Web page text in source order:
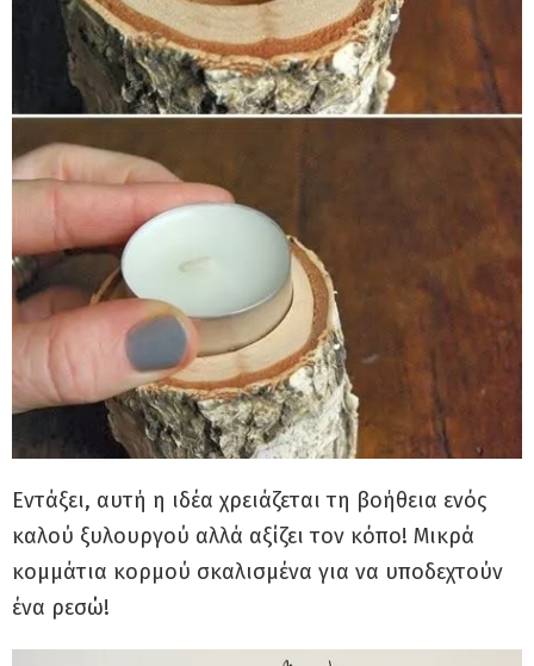
Εντάξει, αυτή η ιδέα χρειάζεται τη βοήθεια ενός
καλού ξυλουργού αλλά αξίζει τον κόπο! Μικρά
κομμάτια κορμού σκαλισμένα για να υποδεχτούν
ένα ρεσώ!